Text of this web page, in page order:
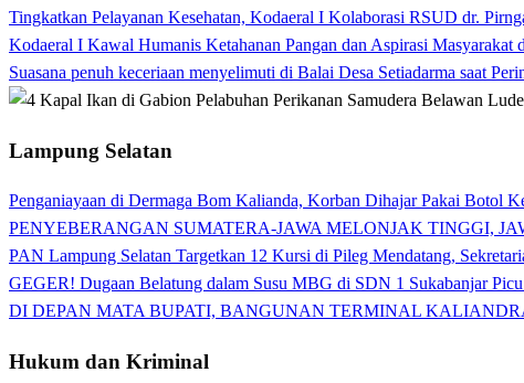
Tingkatkan Pelayanan Kesehatan, Kodaeral I Kolaborasi RSUD dr.
Kodaeral I Kawal Humanis Ketahanan Pangan dan Aspirasi Masyarakat
Suasana penuh keceriaan menyelimuti di Balai Desa Setiadarma saat
Lampung Selatan
Penganiayaan di Dermaga Bom Kalianda, Korban Dihajar Pakai Botol
PENYEBERANGAN SUMATERA-JAWA MELONJAK TINGGI,
PAN Lampung Selatan Targetkan 12 Kursi di Pileg Mendatang,
GEGER! Dugaan Belatung dalam Susu MBG di SDN 1 Sukabanjar
DI DEPAN MATA BUPATI, BANGUNAN TERMINAL
Hukum dan Kriminal